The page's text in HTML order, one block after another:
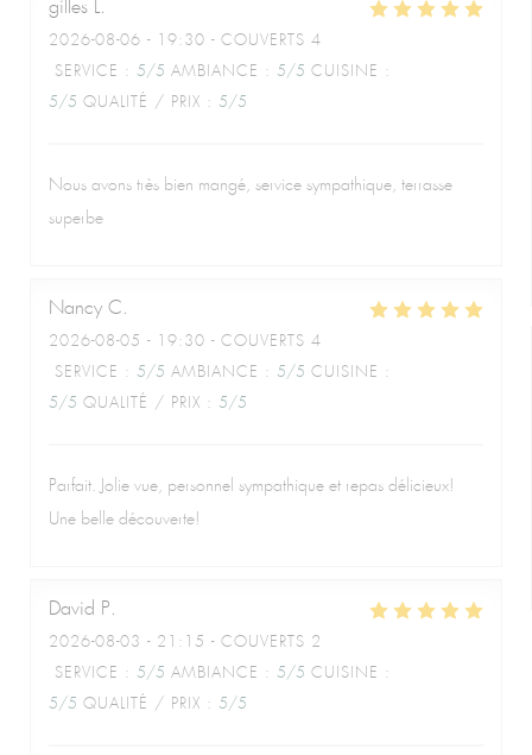
gilles L
2026-08-06 - 19:30 - COUVERTS 4
SERVICE : 5/5 AMBIANCE : 5/5 CUISINE :
5/5 QUALITÉ / PRIX : 5/5
Nous avons très bien mangé, service sympathique, terrasse
superbe
Nancy C
2026-08-05 - 19:30 - COUVERTS 4
SERVICE : 5/5 AMBIANCE : 5/5 CUISINE :
5/5 QUALITÉ / PRIX : 5/5
Parfait. Jolie vue, personnel sympathique et repas délicieux!
Une belle découverte!
David P
2026-08-03 - 21:15 - COUVERTS 2
SERVICE : 5/5 AMBIANCE : 5/5 CUISINE :
5/5 QUALITÉ / PRIX : 5/5